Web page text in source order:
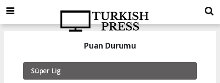
Puan Durumu
Süper Lig